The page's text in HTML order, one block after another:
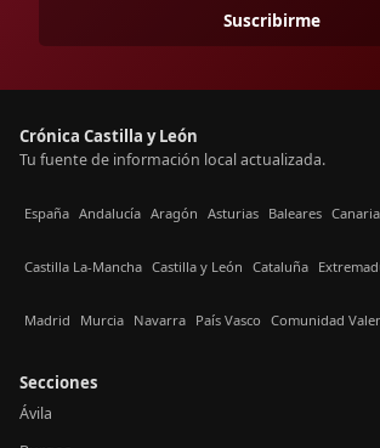
Suscribirme
Crónica Castilla y León
Tu fuente de información local actualizada.
España Andalucía Aragón Asturias Baleares
Castilla La-Mancha Castilla y León Cataluña
Madrid Murcia Navarra País Vasco Comunidad
Secciones
Ávila